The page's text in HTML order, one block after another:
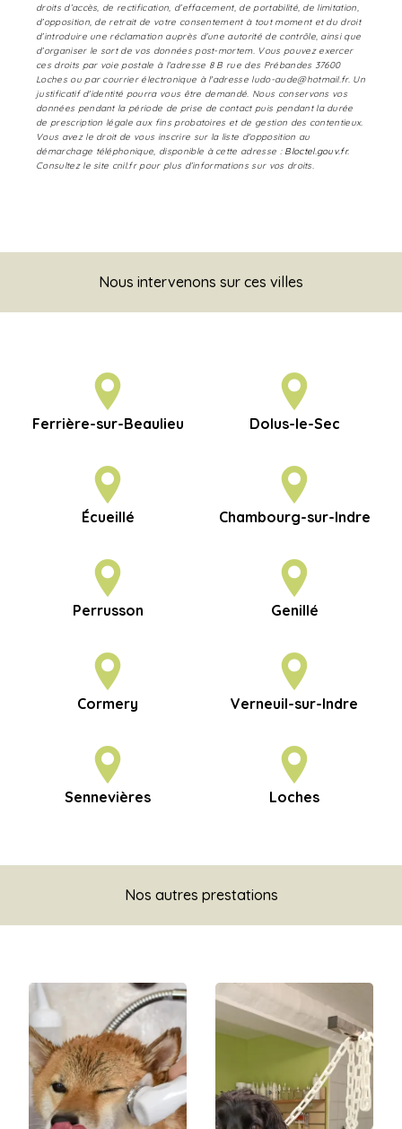
droits d’accès, de rectification, d’effacement, de portabilité, de limitation,
d’opposition, de retrait de votre consentement à tout moment et du droit
d’introduire une réclamation auprès d’une autorité de contrôle, ainsi que
d’organiser le sort de vos données post-mortem. Vous pouvez exercer
ces droits par voie postale à l'adresse 8 B rue des Prébandes 37600
Loches ou par courrier électronique à l'adresse ludo-aude@hotmail.fr. Un
justificatif d'identité pourra vous être demandé. Nous conservons vos
données pendant la période de prise de contact puis pendant la durée
de prescription légale aux fins probatoires et de gestion des contentieux.
Vous avez le droit de vous inscrire sur la liste d'opposition au
démarchage téléphonique, disponible à cette adresse : Bloctel.gouv.fr.
Consultez le site cnil.fr pour plus d’informations sur vos droits.
Nous intervenons sur ces villes
Ferrière-sur-Beaulieu Dolus-le-Sec
Écueillé Chambourg-sur-Indre
Perrusson Genillé
Cormery Verneuil-sur-Indre
Sennevières Loches
Nos autres prestations